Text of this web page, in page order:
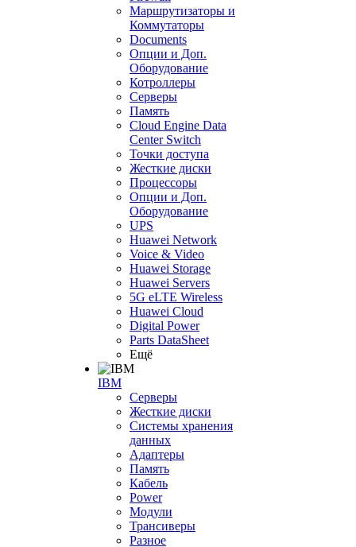
Маршрутизаторы и
Коммутаторы
Documents
Опции и Доп.
Оборудование
Котроллеры
Серверы
Память
Cloud Engine Data
Center Switch
Точки доступа
Жесткие диски
Процессоры
Опции и Доп.
Оборудование
UPS
Huawei Network
Voice & Video
Huawei Storage
Huawei Servers
5G eLTE Wireless
Huawei Cloud
Digital Power
Parts DataSheet
Ещё
IBM
Серверы
Жесткие диски
Системы хранения
данных
Адаптеры
Память
Кабель
Power
Модули
Трансиверы
Разное